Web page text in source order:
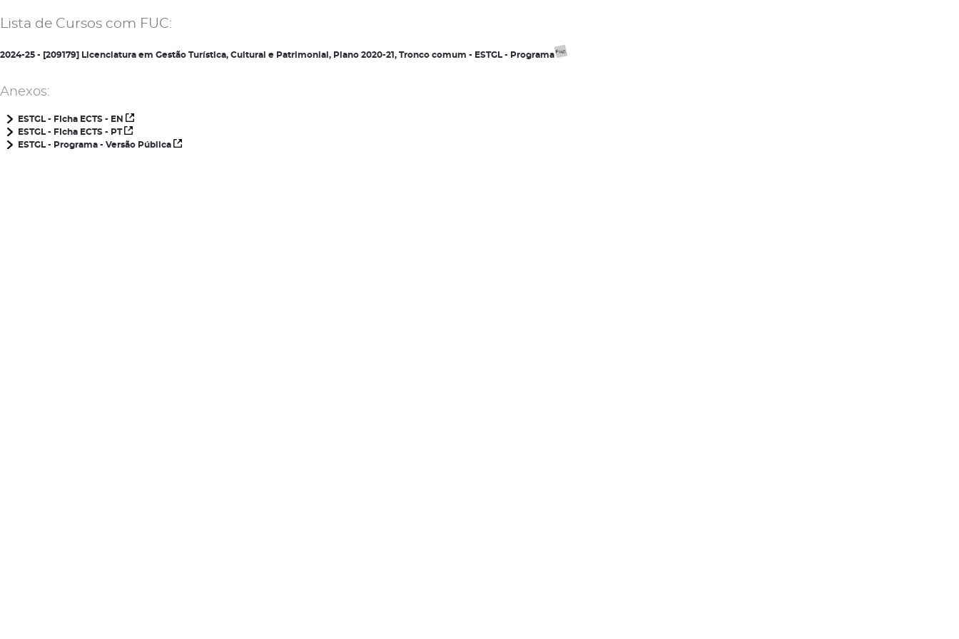
Lista de Cursos com FUC:
2024-25 - [209179] Licenciatura em Gestão Turística, Cultural e Patrimonial, Plano 2020-21, Tronco comum - ESTGL - Programa
Anexos:
ESTGL - FIcha ECTS - EN
ESTGL - FIcha ECTS - PT
ESTGL - Programa - Versão Pública